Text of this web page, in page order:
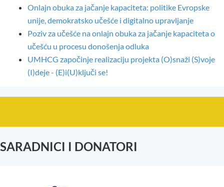
Onlajn obuka za jačanje kapaciteta: politike Evropske
unije, demokratsko učešće i digitalno upravljanje
Poziv za učešće na onlajn obuka za jačanje kapaciteta o
učešću u procesu donošenja odluka
UMHCG započinje realizaciju projekta (O)snaži (S)voje
(I)deje - (E)i(U)ključi se!
SARADNICI I DONATORI